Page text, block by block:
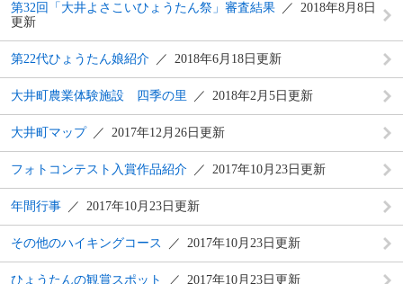
第32回「大井よさこいひょうたん祭」審査結果
2018年8月8日
更新
第22代ひょうたん娘紹介 2018年6月18日更新
大井町農業体験施設 四季の里 2018年2月5日更新
大井町マップ 2017年12月26日更新
フォトコンテスト入賞作品紹介 2017年10月23日更新
年間行事 2017年10月23日更新
その他のハイキングコース 2017年10月23日更新
ひょうたんの観賞スポット 2017年10月23日更新